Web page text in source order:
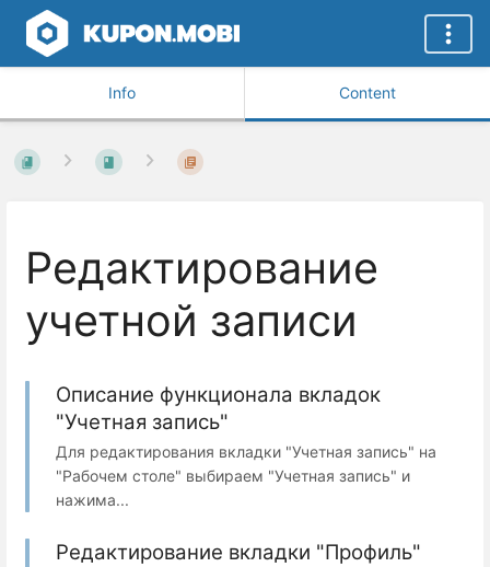
Info Content
Редактирование
учетной записи
Описание функционала вкладок
"Учетная запись"
Для редактирования вкладки "Учетная запись" на
"Рабочем столе" выбираем "Учетная запись" и
нажима...
Редактирование вкладки "Профиль"